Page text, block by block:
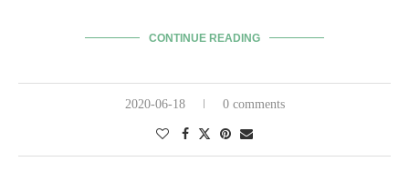
CONTINUE READING
2020-06-18 0 comments